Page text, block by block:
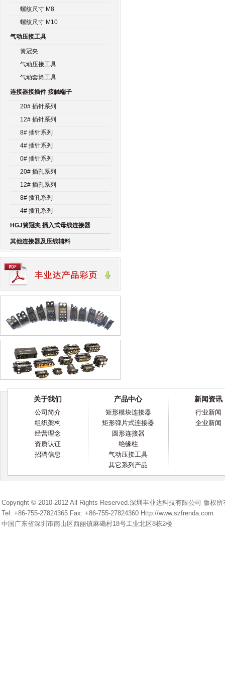
螺纹尺寸 M8
螺纹尺寸 M10
气动压接工具
簧冠夹
气动压接工具
气动套筒工具
连接器接插件 接触端子
20# 插针系列
12# 插针系列
8# 插针系列
4# 插针系列
0# 插针系列
20# 插孔系列
12# 插孔系列
8# 插孔系列
4# 插孔系列
HGJ簧冠夹 插入式母线连接器
其他连接器及压线辅料
关于我们 产品中心 新闻资讯
公司简介 矩形模块连接器
行业新闻
组织架构
矩形弹片式连接器
企业新闻
经营理念
圆形连接器
资质认证
绝缘柱
招聘信息
气动压接工具
其它系列产品
Copyright © 2010-2012 All Rights Reserved.深圳丰业达科技有限公司 版权所
Tel: +86-755-27824365 Fax: +86-755-27824360 Http://www.szfrenda.com
中国广东省深圳市南山区西丽镇麻磡村18号工业北区8栋2楼